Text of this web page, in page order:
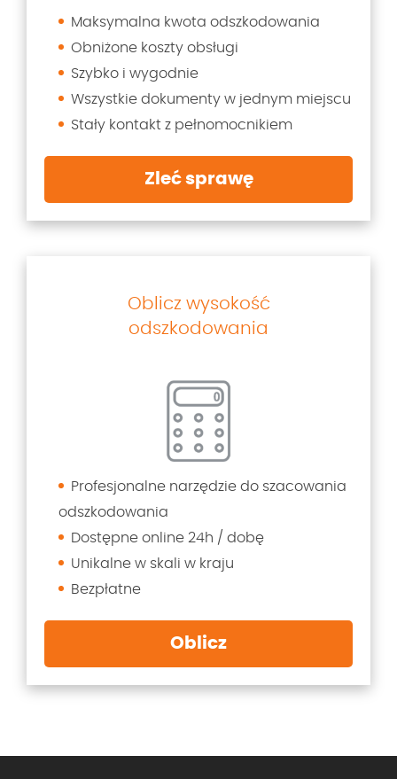
Maksymalna kwota odszkodowania
Obniżone koszty obsługi
Szybko i wygodnie
Wszystkie dokumenty w jednym miejscu
Stały kontakt z pełnomocnikiem
Zleć sprawę
Oblicz wysokość
odszkodowania
Profesjonalne narzędzie do szacowania
odszkodowania
Dostępne online 24h / dobę
Unikalne w skali w kraju
Bezpłatne
Oblicz